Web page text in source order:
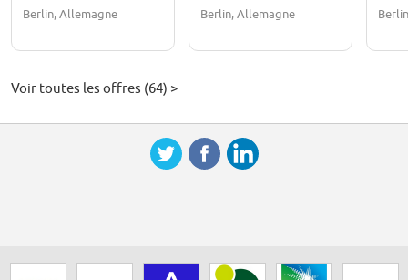
Berlin, Allemagne
Berlin, Allemagne
Voir toutes les offres (64) >